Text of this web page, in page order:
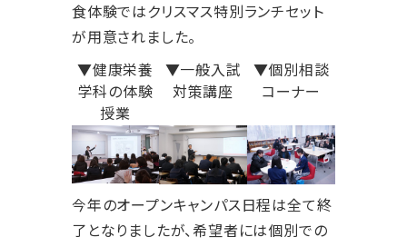
食体験ではクリスマス特別ランチセット
が用意されました。
▼健康栄養
学科の体験
授業
▼一般入試
対策講座
▼個別相談
コーナー
今年のオープンキャンパス日程は全て終
了となりましたが、希望者には個別での